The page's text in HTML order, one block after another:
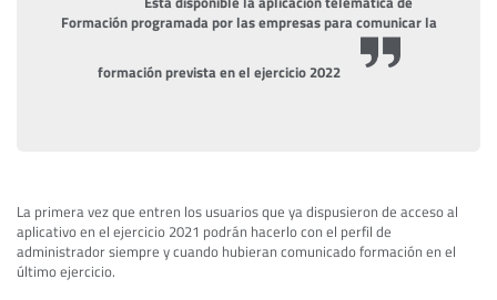
Formación programada por las empresas para comunicar la
formación prevista en el ejercicio 2022
La primera vez que entren los usuarios que ya dispusieron de acceso al
aplicativo en el ejercicio 2021 podrán hacerlo con el perfil de
administrador siempre y cuando hubieran comunicado formación en el
último ejercicio.